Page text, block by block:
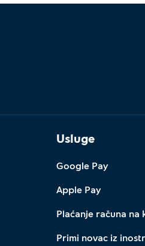
Usluge
Google Pay
Apple Pay
Plaćanje računa na
Primi novac iz